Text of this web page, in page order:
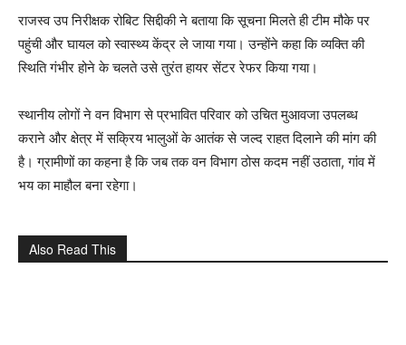
राजस्व उप निरीक्षक रोबिट सिद्दीकी ने बताया कि सूचना मिलते ही टीम मौके पर
पहुंची और घायल को स्वास्थ्य केंद्र ले जाया गया। उन्होंने कहा कि व्यक्ति की
स्थिति गंभीर होने के चलते उसे तुरंत हायर सेंटर रेफर किया गया।
स्थानीय लोगों ने वन विभाग से प्रभावित परिवार को उचित मुआवजा उपलब्ध
कराने और क्षेत्र में सक्रिय भालुओं के आतंक से जल्द राहत दिलाने की मांग की
है। ग्रामीणों का कहना है कि जब तक वन विभाग ठोस कदम नहीं उठाता, गांव में
भय का माहौल बना रहेगा।
Also Read This